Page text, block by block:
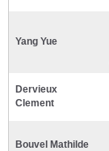
Yang Yue
Dervieux
Clement
Bouvel Mathilde